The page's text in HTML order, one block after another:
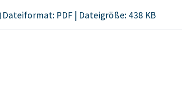
Dateiformat: PDF | Dateigröße: 438 KB